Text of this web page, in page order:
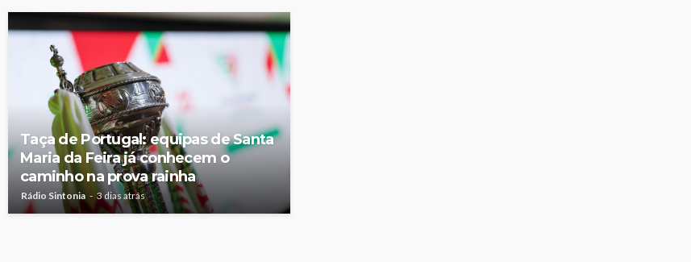
Taça de Portugal: equipas de Santa
Maria da Feira já conhecem o
caminho na prova rainha
Rádio Sintonia 3 dias atrás